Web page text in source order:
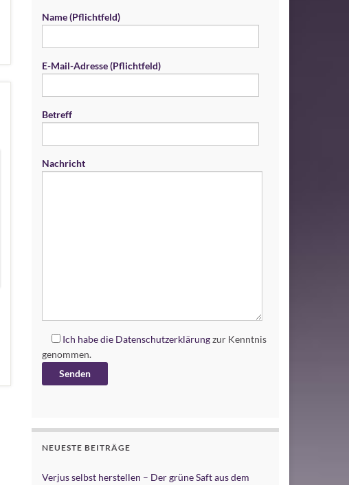
Name (Pflichtfeld)
E-Mail-Adresse (Pflichtfeld)
Betreff
Nachricht
Ich habe die Datenschutzerklärungzur Kenntnis
genommen.
NEUESTE BEITRÄGE
Verjus selbst herstellen – Der grüne Saft aus dem